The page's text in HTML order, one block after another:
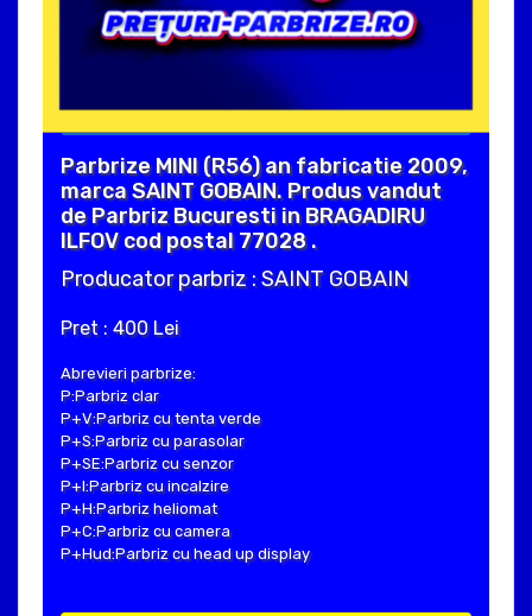
Parbrize MINI (R56) an fabricatie 2009,
marca SAINT GOBAIN. Produs vandut
de Parbriz Bucuresti in BRAGADIRU
ILFOV cod postal 77028 .
Producator parbriz : SAINT GOBAIN
Pret : 400 Lei
Abrevieri parbrize:
P:Parbriz clar
P+V:Parbriz cu tenta verde
P+S:Parbriz cu parasolar
P+SE:Parbriz cu senzor
P+I:Parbriz cu incalzire
P+H:Parbriz heliomat
P+C:Parbriz cu camera
P+Hud:Parbriz cu head up display